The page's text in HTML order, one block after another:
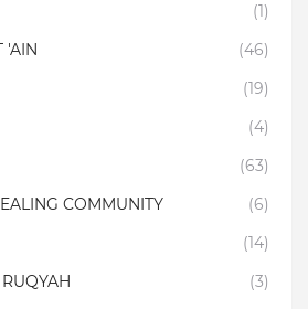
(1)
'AIN
(46)
(19)
(4)
(63)
COMMUNITY
(6)
(14)
(3)